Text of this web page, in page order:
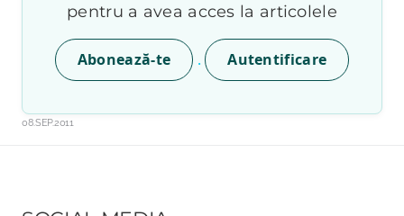
pentru a avea acces la articolele
Abonează-te . Autentificare
08.SEP.2011